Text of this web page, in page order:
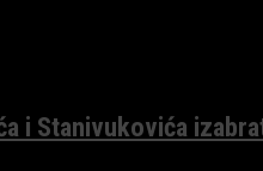
i Stanivukovića